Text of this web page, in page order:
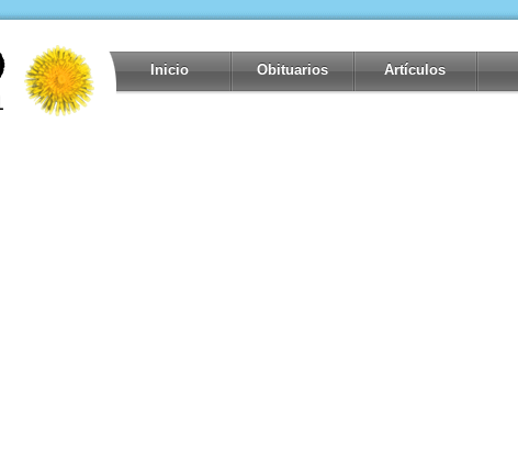
Inicio Obituarios Artículos